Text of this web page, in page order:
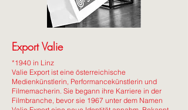
Export Valie
*1940 in Linz
Valie Export ist eine österreichische
Medienkünstlerin, Performancekünstlerin und
Filmemacherin. Sie begann ihre Karriere in der
Filmbranche, bevor sie 1967 unter dem Namen